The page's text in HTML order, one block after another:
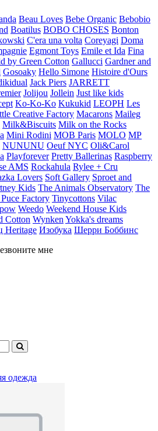
Beau Loves Bebe Organic Bebobio
Boatilus BOBO CHOSES Bonton
C'era una volta Coreyagi Doma
Egmont Toys Emile et Ida Fina
by Green Cotton Gallucci Gardner and
Gosoaky Hello Simone Histoire d'Ours
Jack Piers JARRETT
Jolijou Jollein Just like kids
Ko-Ko-Ko Kukukid LEOPH Les
Creative Factory Macarons Maileg
Milk&Biscuits Milk on the Rocks
Mini Rodini MOB Paris MOLO MP
NUNUNU Oeuf NYC Oli&Carol
Playforever Pretty Ballerinas Raspberry
AMS Rockahula Rylee + Cru
Lovers Soft Gallery Sproet and
Kids The Animals Observatory The
Factory Tinycottons Vilac
Weedo Weekend House Kids
Cotton Wynken Yokka's dreams
Heritage Изобука Шерри Боббинс
мне
одежда